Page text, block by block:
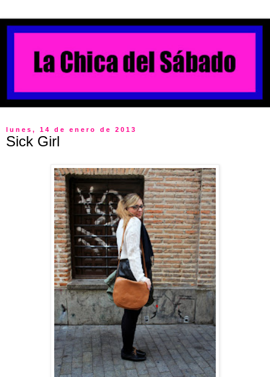
lunes, 14 de enero de 2013
Sick Girl